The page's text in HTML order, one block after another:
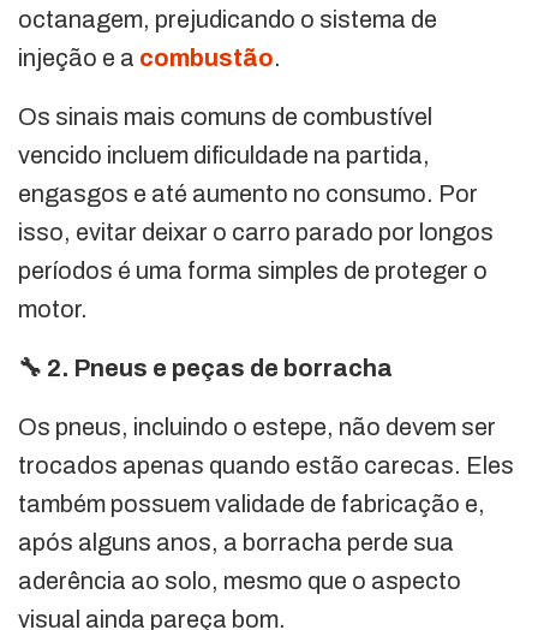
octanagem, prejudicando o sistema de
injeção e a combustão.
Os sinais mais comuns de combustível
vencido incluem dificuldade na partida,
engasgos e até aumento no consumo. Por
isso, evitar deixar o carro parado por longos
períodos é uma forma simples de proteger o
motor.
🔧 2. Pneus e peças de borracha
Os pneus, incluindo o estepe, não devem ser
trocados apenas quando estão carecas. Eles
também possuem validade de fabricação e,
após alguns anos, a borracha perde sua
aderência ao solo, mesmo que o aspecto
visual ainda pareça bom.